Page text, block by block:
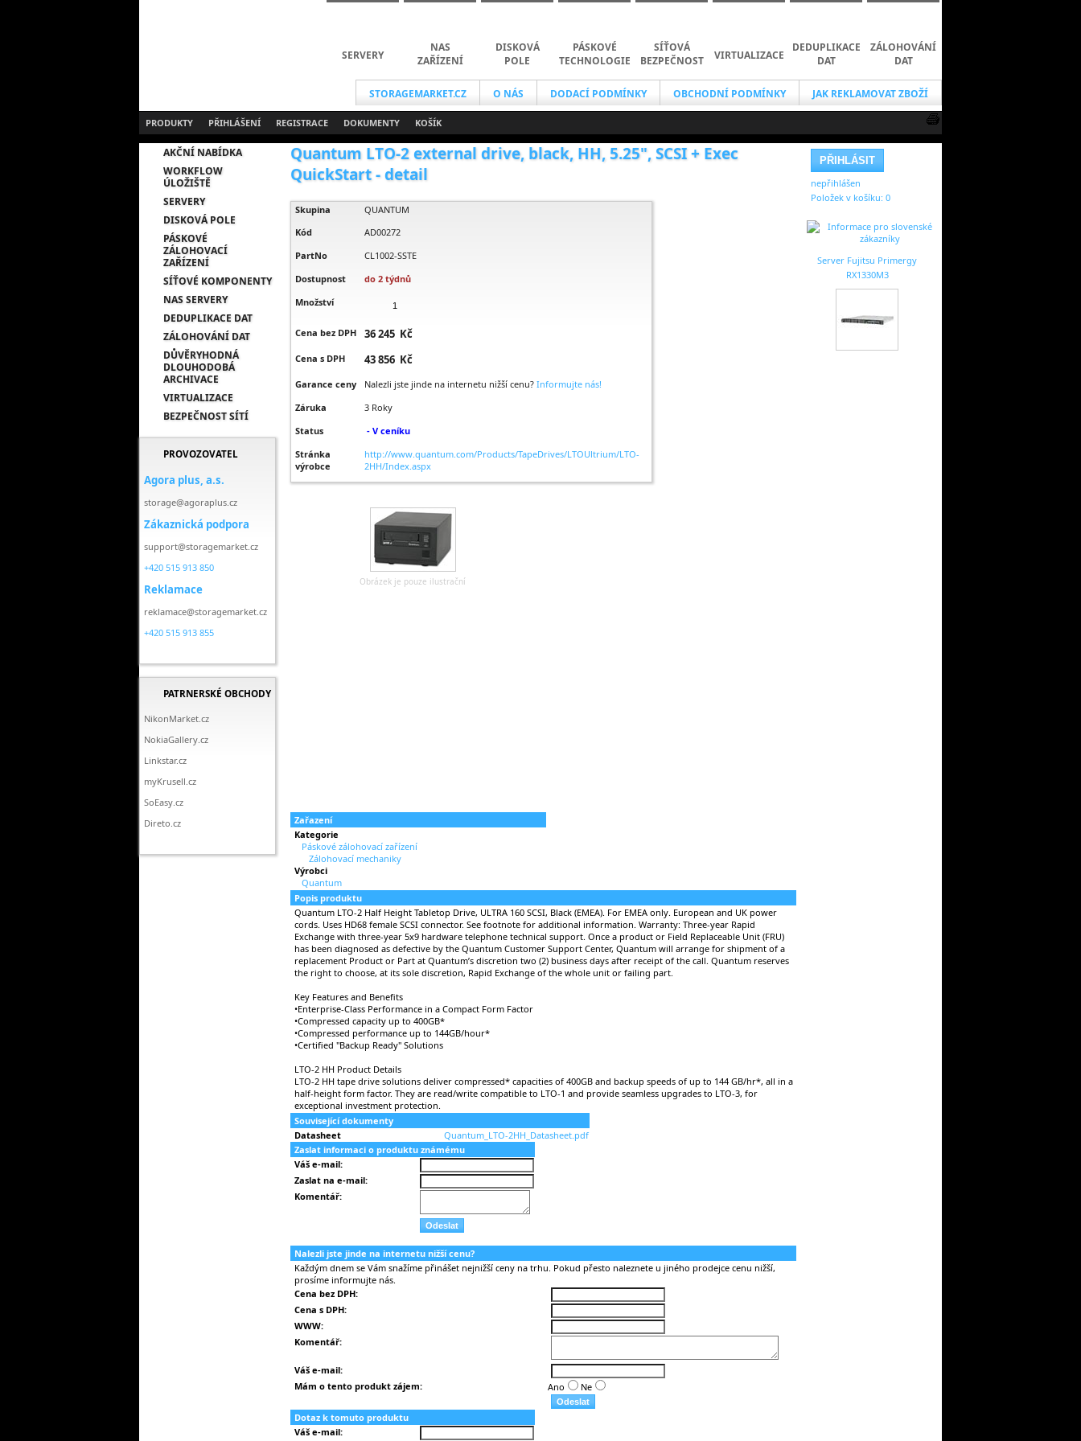
STORAGEMARKET.CZ O NÁS DODACÍ PODMÍNKY OBCHODNÍ PODMÍNKY JAK REKLAMOVAT ZBOŽÍ
SERVERY
NAS
ZAŘÍZENÍ
DISKOVÁ
POLE
PÁSKOVÉ
TECHNOLOGIE
SÍŤOVÁ
BEZPEČNOST
VIRTUALIZACE
DEDUPLIKACE
DAT
ZÁLOHOVÁNÍ
DAT
PRODUKTY PŘIHLÁŠENÍ REGISTRACE DOKUMENTY KOŠÍK
AKČNÍ NABÍDKA
WORKFLOW
ÚLOŽIŠTĚ
SERVERY
DISKOVÁ POLE
PÁSKOVÉ
ZÁLOHOVACÍ
ZAŘÍZENÍ
SÍŤOVÉ KOMPONENTY
NAS SERVERY
DEDUPLIKACE DAT
ZÁLOHOVÁNÍ DAT
DŮVĚRYHODNÁ
DLOUHODOBÁ
ARCHIVACE
VIRTUALIZACE
BEZPEČNOST SÍTÍ
PROVOZOVATEL
Agora plus, a.s.
storage@agoraplus.cz
Zákaznická podpora
support@storagemarket.cz
+420 515 913 850
Reklamace
reklamace@storagemarket.cz
+420 515 913 855
PATRNERSKÉ OBCHODY
NikonMarket.cz
NokiaGallery.cz
Linkstar.cz
myKrusell.cz
SoEasy.cz
Direto.cz
Quantum LTO-2 external drive, black, HH, 5.25", SCSI + Exec
QuickStart - detail
Skupina
QUANTUM
Kód
AD00272
PartNo
CL1002-SSTE
Dostupnost
do 2 týdnů
Množství
Cena bez DPH 36 245 Kč
Cena s DPH 43 856 Kč
Garance ceny Nalezli jste jinde na internetu nižší cenu? Informujte nás!
Záruka
3 Roky
Status
- V ceníku
Stránka
výrobce
http://www.quantum.com/Products/TapeDrives/LTOUltrium/LTO-
2HH/Index.aspx
Obrázek je pouze ilustrační
Zařazení
Kategorie
Páskové zálohovací zařízení
Zálohovací mechaniky
Výrobci
Quantum
Popis produktu
Quantum LTO-2 Half Height Tabletop Drive, ULTRA 160 SCSI, Black (EMEA). For EMEA only. European and UK power
cords. Uses HD68 female SCSI connector. See footnote for additional information. Warranty: Three-year Rapid
Exchange with three-year 5x9 hardware telephone technical support. Once a product or Field Replaceable Unit (FRU)
has been diagnosed as defective by the Quantum Customer Support Center, Quantum will arrange for shipment of a
replacement Product or Part at Quantum’s discretion two (2) business days after receipt of the call. Quantum reserves
the right to choose, at its sole discretion, Rapid Exchange of the whole unit or failing part.
Key Features and Benefits
•Enterprise-Class Performance in a Compact Form Factor
•Compressed capacity up to 400GB*
•Compressed performance up to 144GB/hour*
•Certified "Backup Ready" Solutions
LTO-2 HH Product Details
LTO-2 HH tape drive solutions deliver compressed* capacities of 400GB and backup speeds of up to 144 GB/hr*, all in a
half-height form factor. They are read/write compatible to LTO-1 and provide seamless upgrades to LTO-3, for
exceptional investment protection.
Související dokumenty
Datasheet
Quantum_LTO-2HH_Datasheet.pdf
Zaslat informaci o produktu známému
Váš e-mail:
Zaslat na e-mail:
Komentář:
Nalezli jste jinde na internetu nižší cenu?
Každým dnem se Vám snažíme přinášet nejnižší ceny na trhu. Pokud přesto naleznete u jiného prodejce cenu nižší,
prosíme informujte nás.
Cena bez DPH:
Cena s DPH:
WWW:
Komentář:
Váš e-mail:
Mám o tento produkt zájem:
Ano Ne
Dotaz k tomuto produktu
Váš e-mail:
nepřihlášen
Položek v košíku: 0
Server Fujitsu Primergy
RX1330M3